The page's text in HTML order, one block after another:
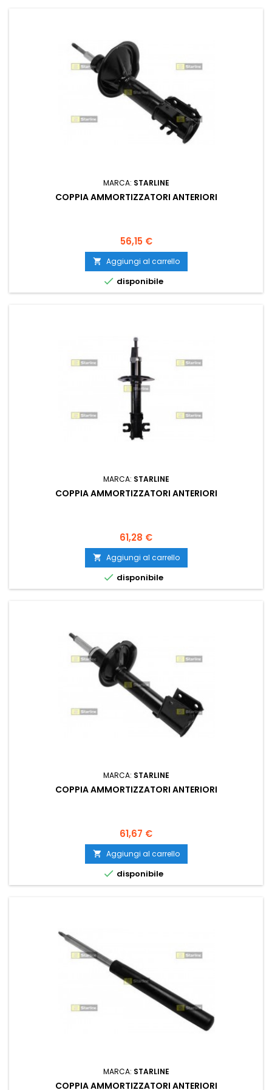
MARCA: STARLINE
COPPIA AMMORTIZZATORI ANTERIORI
Prezzo
56,15 €
 Aggiungi al carrello
 disponibile
MARCA: STARLINE
COPPIA AMMORTIZZATORI ANTERIORI
Prezzo
61,28 €
 Aggiungi al carrello
 disponibile
MARCA: STARLINE
COPPIA AMMORTIZZATORI ANTERIORI
Prezzo
61,67 €
 Aggiungi al carrello
 disponibile
MARCA: STARLINE
COPPIA AMMORTIZZATORI ANTERIORI